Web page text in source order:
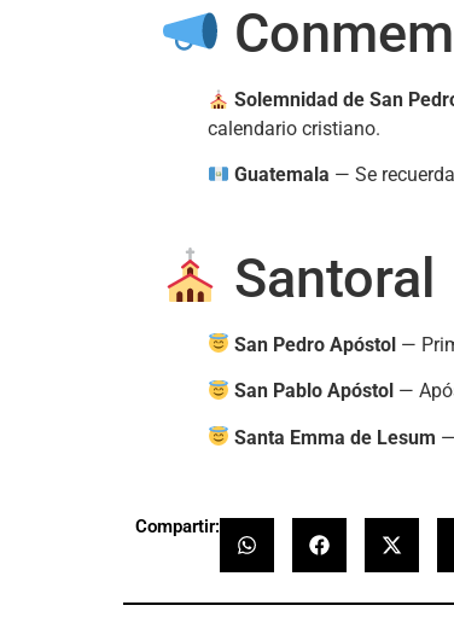
Solemnidad de San
calendario cristiano.
Guatemala — Se
Santoral
San Pedro Apóstol —
San Pablo Apóstol —
Santa Emma de Lesum
Compartir: